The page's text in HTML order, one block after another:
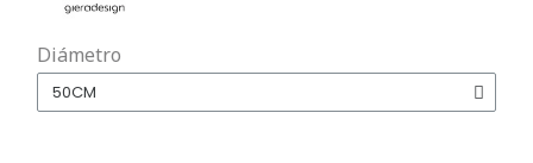
Diámetro